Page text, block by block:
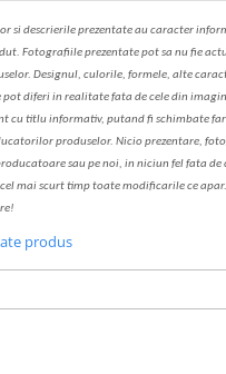
sidescrierileprezentate au caracter
Fotografiile prezentate pot sa nu fie
Designul, culorile, formele, alte
pot diferi in realitate fata de cele din
cu titlu informativ, putand fi schimbate far
atorilor produselor. Nicio prezentare,
sau pe noi, in niciun fel fata de
mai scurt timp toate modificarile ce
produs